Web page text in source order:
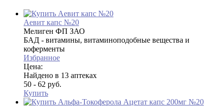
Аевит капс №20
Мелиген ФП ЗАО
БАД - витамины, витаминоподобные вещества и
коферменты
Избранное
Цена:
Найдено в 13 аптеках
50 - 62 руб.
Купить